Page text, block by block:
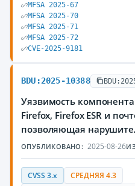
MFSA 2025-67
MFSA 2025-70
MFSA 2025-71
MFSA 2025-72
CVE-2025-9181
BDU:2025-10388
Уязвимость
Firefox, Firefox ESR и
позволяющая
ОПУБЛИКОВАНО: 2025-08-26
CVSS 3.x СРЕДНЯЯ 4.3